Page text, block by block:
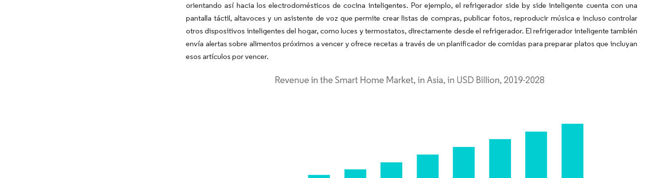
orientando así hacia los electrodomésticos de cocina inteligentes. Por ejemplo, el refrigerador side by side inteligente cuenta con una
pantalla táctil, altavoces y un asistente de voz que permite crear listas de compras, publicar fotos, reproducir música e incluso controlar
otros dispositivos inteligentes del hogar, como luces y termostatos, directamente desde el refrigerador. El refrigerador inteligente también
envía alertas sobre alimentos próximos a vencer y ofrece recetas a través de un planificador de comidas para preparar platos que incluyan
esos artículos por vencer.